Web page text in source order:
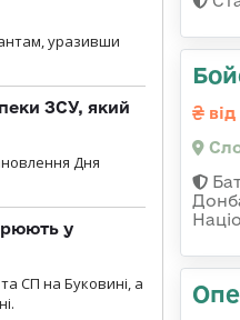
уразивши
ЗСУ, який
Дня
у
СП на Буковині, а